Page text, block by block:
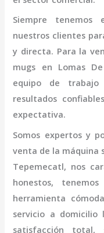
Siempre tenemos
nuestros clientes
y directa. Para la
mugs en Lomas
equipo de trabajo
resultados
expectativa.
Somos expertos y
venta de la máquina
Tepemecatl, nos
honestos,
herramienta
servicio a domicilio
satisfacción total,